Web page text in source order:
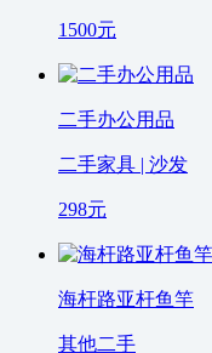
1500元
二手办公用品
二手家具 | 沙发
298元
海杆路亚杆鱼竿
其他二手